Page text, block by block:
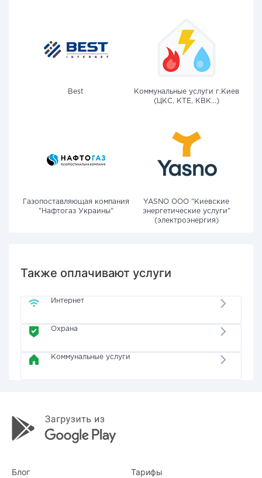
Best
Коммунальные услуги г.Киев
(ЦКС, КТЕ, КВК...)
Газопоставляющая компания
"Нафтогаз Украины"
YASNO OOO "Киевские
энергетические услуги"
(электроэнергия)
Также оплачивают услуги
Интернет
Охрана
Коммунальные услуги
Блог Тарифы